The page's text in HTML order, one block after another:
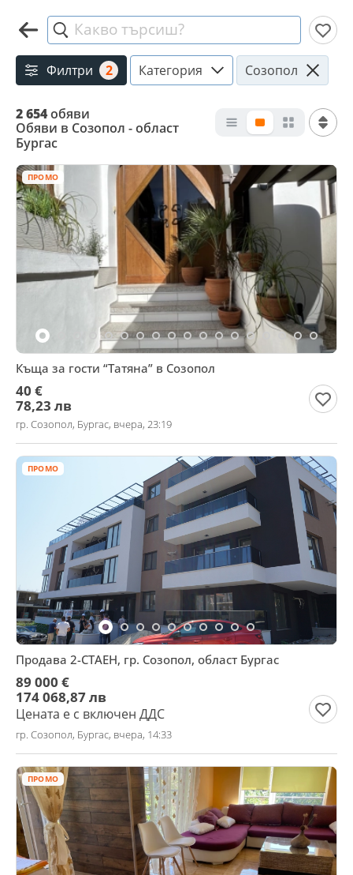
Какво търсиш?
Филтри 2 Категория Созопол
2 654обяви
Обяви в Созопол - област
Бургас
ПРОМО
Къща за гости “Татяна” в Созопол
40 €
78,23 лв
гр. Созопол, Бургас, вчера, 23:19
ПРОМО
Продава 2-СТАЕН, гр. Созопол, област Бургас
89 000 €
174 068,87 лв
Цената е с включен ДДС
гр. Созопол, Бургас, вчера, 14:33
ПРОМО